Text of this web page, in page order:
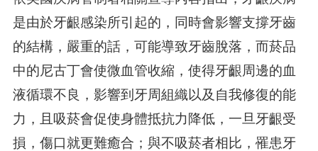
是由於牙齦感染所引起的，同時會影響支撐牙齒
的結構，嚴重的話，可能導致牙齒脫落，而菸品
中的尼古丁會使微血管收縮，使得牙齦周邊的血
液循環不良，影響到牙周組織以及自我修復的能
力，且吸菸會促使身體抵抗力降低，一旦牙齦受
損，傷口就更難癒合；與不吸菸者相比，罹患牙